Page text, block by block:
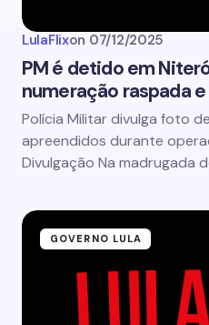
LulaFlixon 07/12/2025
PM é detido em
numeração raspada
Polícia Militar divulga foto
apreendidos durante
Divulgação Na madrugada
GOVERNO LULA